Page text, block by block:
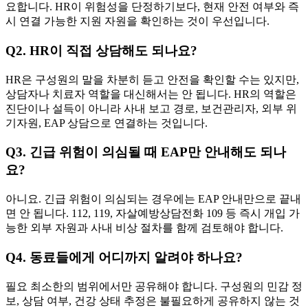
요합니다. HR이 위험성을 단정하기보다, 현재 안전 여부와 즉
시 연결 가능한 지원 자원을 확인하는 것이 우선입니다.
Q2. HR이 직접 상담해도 되나요?
HR은 구성원의 말을 차분히 듣고 안전을 확인할 수는 있지만,
상담자나 치료자 역할을 대신해서는 안 됩니다. HR의 역할은
진단이나 설득이 아니라 사내 보고 경로, 보건관리자, 외부 위
기자원, EAP 상담으로 연결하는 것입니다.
Q3. 긴급 위험이 의심될 때 EAP만 안내해도 되나
요?
아니요. 긴급 위험이 의심되는 경우에는 EAP 안내만으로 끝내
면 안 됩니다. 112, 119, 자살예방상담전화 109 등 즉시 개입 가
능한 외부 자원과 사내 비상 절차를 함께 검토해야 합니다.
Q4. 동료들에게 어디까지 알려야 하나요?
필요 최소한의 범위에서만 공유해야 합니다. 구성원의 민감 정
보, 상담 여부, 건강 상태 추정은 불필요하게 공유하지 않는 것